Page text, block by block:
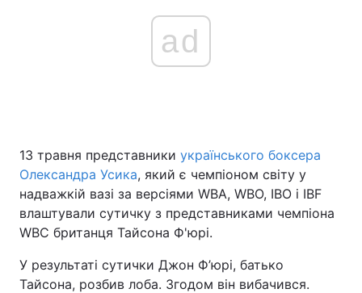
Головна Війна
Україна Політика
Економіка Світ
Спорт Наука
ad
13 травня представники українського боксера
Олександра Усика, який є чемпіоном світу у
надважкій вазі за версіями WBA, WBO, IBO і IBF
влаштували сутичку з представниками чемпіона
WBC британця Тайсона Ф'юрі.
У результаті сутички Джон Ф’юрі, батько
Тайсона, розбив лоба. Згодом він вибачився.